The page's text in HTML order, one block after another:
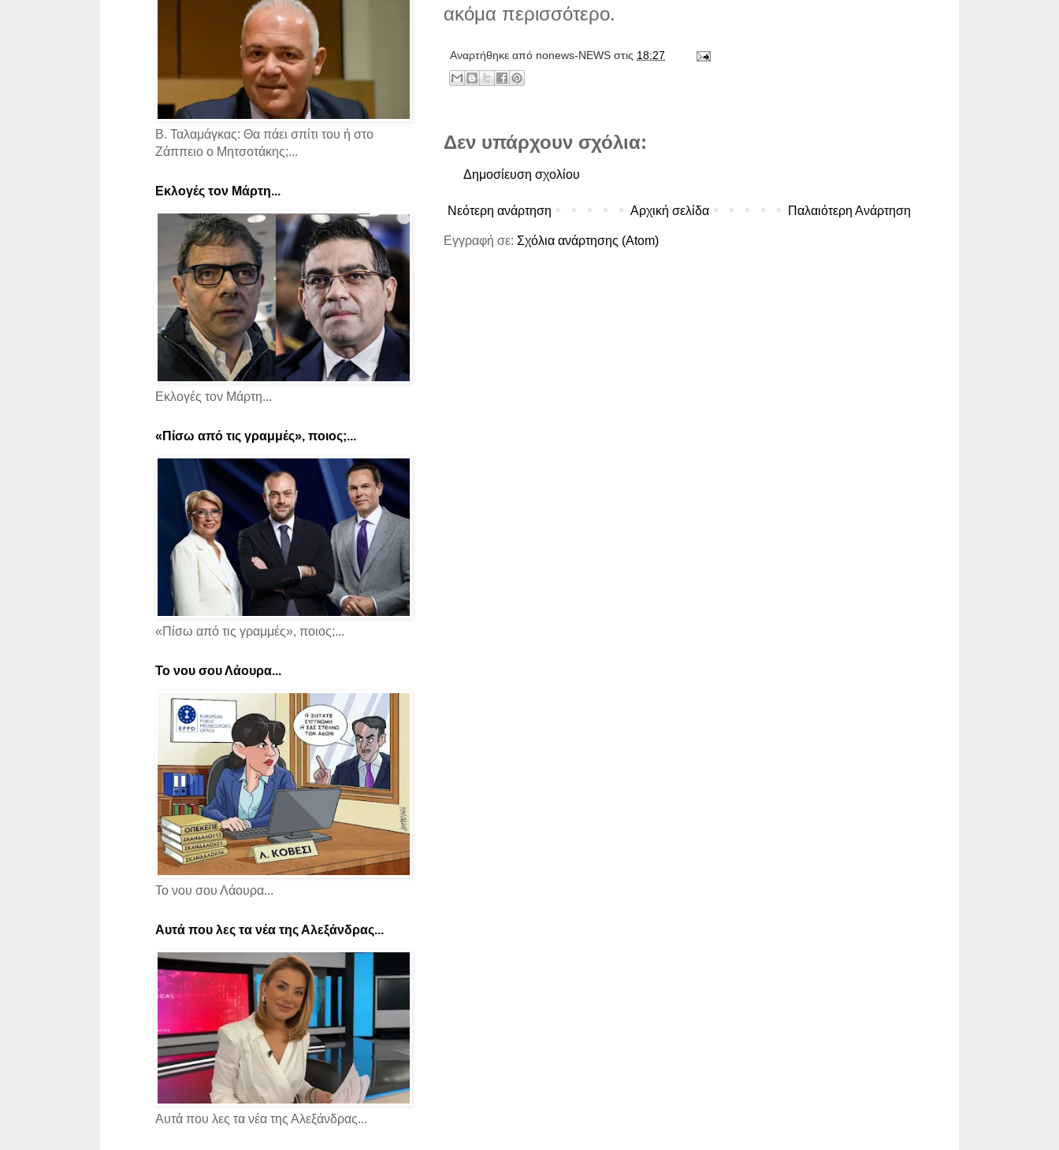
ακόμα περισσότερο.
Αναρτήθηκε από nonews-NEWS στις 18:27
Δεν υπάρχουν σχόλια:
Δημοσίευση σχολίου
Νεότερη ανάρτηση Παλαιότερη Ανάρτηση
Αρχική σελίδα
Εγγραφή σε: Σχόλια ανάρτησης (Atom)
Β. Ταλαμάγκας: Θα πάει σπίτι του ή στο
Ζάππειο ο Μητσοτάκης;...
Εκλογές τον Μάρτη...
Εκλογές τον Μάρτη...
«Πίσω από τις γραμμές», ποιος;...
«Πίσω από τις γραμμές», ποιος;...
Το νου σου Λάουρα...
Το νου σου Λάουρα...
Αυτά που λες τα νέα της Αλεξάνδρας...
Αυτά που λες τα νέα της Αλεξάνδρας...